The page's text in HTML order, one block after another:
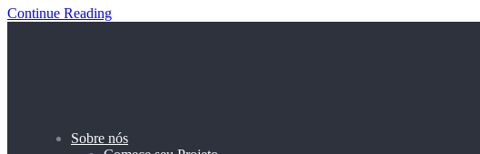
Continue Reading
Sobre nós